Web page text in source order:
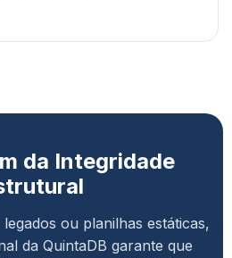
da Integridade
ou planilhas estáticas,
da QuintaDB garante que